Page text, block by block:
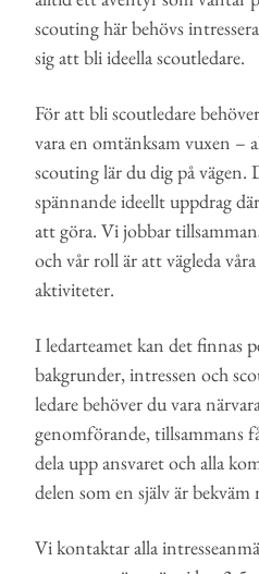
scouting här behövs
sig att bli ideella scoutledare.
För att bli scoutledare
vara en omtänksam vuxen –
scouting lär du dig på
spännande ideellt uppdrag
att göra. Vi jobbar
och vår roll är att vägleda
aktiviteter.
I ledarteamet kan det finnas
bakgrunder, intressen och
ledare behöver du vara
genomförande, tillsammans
dela upp ansvaret och alla
delen som en själv är bekväm
Vi kontaktar alla